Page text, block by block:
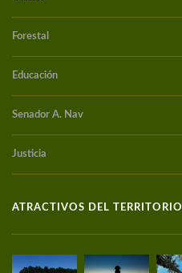
Forestal
Educación
Senador A. Nav
Justicia
ATRACTIVOS DEL TERRITORIO